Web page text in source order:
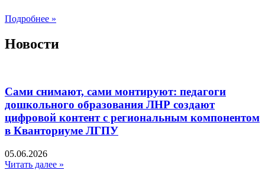
Подробнее »
Новости
Сами снимают, сами монтируют: педагоги
дошкольного образования ЛНР создают
цифровой контент с региональным компонентом
в Кванториуме ЛГПУ​
05.06.2026
Читать далее »